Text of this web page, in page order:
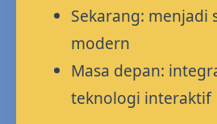
Sekarang: menjadi
modern
Masa depan:
teknologi interaktif